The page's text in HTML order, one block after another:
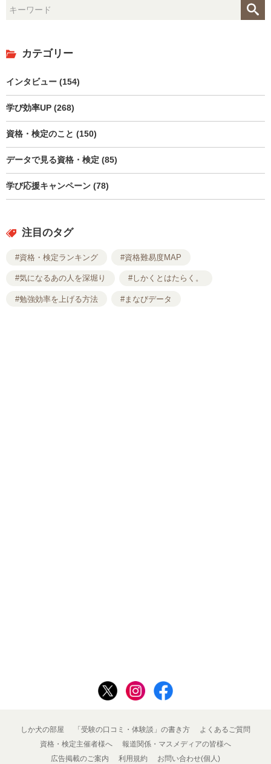
カテゴリー
インタビュー (154)
学び効率UP (268)
資格・検定のこと (150)
データで見る資格・検定 (85)
学び応援キャンペーン (78)
注目のタグ
#資格・検定ランキング #資格難易度MAP
#気になるあの人を深堀り #しかくとはたらく。
#勉強効率を上げる方法 #まなびデータ
しか犬の部屋 「受験の口コミ・体験談」の書き方
よくあるご質問
資格・検定主催者様へ
報道関係・マスメディアの皆様へ
広告掲載のご案内
利用規約 お問い合わせ(個人)